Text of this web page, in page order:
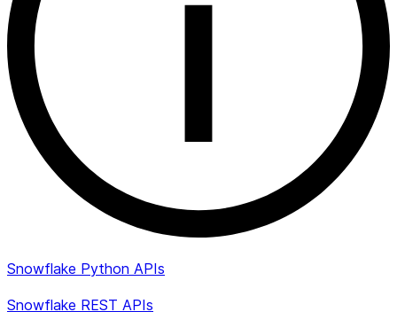
Snowflake Python APIs
Snowflake REST APIs